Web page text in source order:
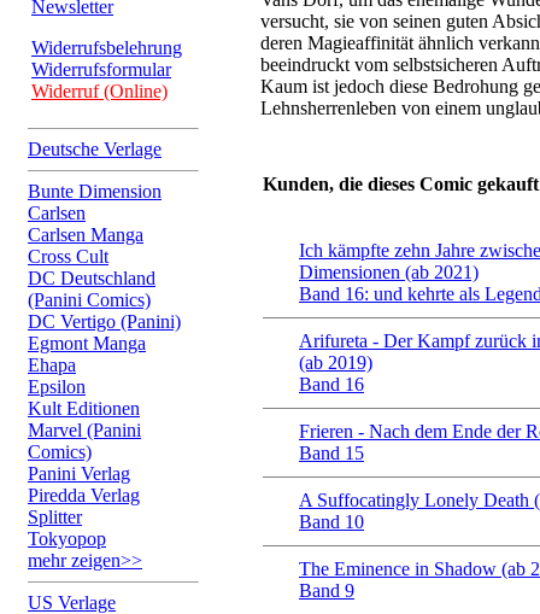
Newsletter
Widerrufsbelehrung
Widerrufsformular
Widerruf (Online)
Deutsche Verlage
Bunte Dimension
Carlsen
Carlsen Manga
Cross Cult
DC Deutschland
(Panini Comics)
DC Vertigo (Panini)
Egmont Manga
Ehapa
Epsilon
Kult Editionen
Marvel (Panini
Comics)
Panini Verlag
Piredda Verlag
Splitter
Tokyopop
mehr zeigen>>
US Verlage
versucht, sie von seinen guten
deren Magieaffinität ähnlich
beeindruckt vom selbstsicheren
Kaum ist jedoch diese Bedrohung
Lehnsherrenleben von einem
Kunden, die dieses Comic
Ich kämpfte zehn Jahre
Dimensionen (ab 2021)
Band 16: und kehrte als
Arifureta - Der Kampf zurück
(ab 2019)
Band 16
Frieren - Nach dem Ende der
Band 15
A Suffocatingly Lonely Death
Band 10
The Eminence in Shadow (ab
Band 9